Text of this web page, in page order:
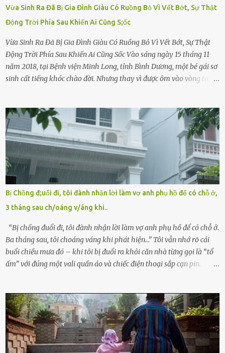
Vừa Sinh Ra Đã Bị Gia Đình Giàu Có Ruồng Bỏ Vì Vết Bớt, Sự Thật
Động Trời Phía Sau Khiến Ai Cũng S;ốc
Vừa Sinh Ra Đã Bị Gia Đình Giàu Có Ruồng Bỏ Vì Vết Bớt, Sự Thật
Động Trời Phía Sau Khiến Ai Cũng Sốc Vào sáng ngày 15 tháng 11
năm 2018, tại Bệnh viện Minh Long, tỉnh Bình Dương, một bé gái sơ
sinh cất tiếng khóc chào đời. Nhưng thay vì được ôm vào vòng tay
hảo, địa vị cao sang của ông Trần Quốc Tùng xem như điềm gở. Ông
Tùng, một doanh nhân quyền lực có tiếng ở Bình Dương, cùng vợ là
bà Đỗ Thị Nga, lập tức ra quyết định nhẫn tâm: bỏ lại đứa trẻ. Họ
viện cớ “không đủ khả năng nuôi dưỡng” và ký vào giấy từ chối
quyền giám hộ, yêu cầu bệnh viện xử lý bé như một trường hợp bị
bỏ rơi. Trong khi ấy, con gái ruột của họ – Trần Lệ Mi – vẫn đang
mê man sau sinh, hoàn toàn không hay biết chuyện gì xảy ra.
Thiếu úy Nguyễn Thị Mai, một nữ cảnh sát công tác tại địa phương,
tình cờ chứng kiến giây phút bé bị đưa đi trong lặng lẽ. Nét mặt đỏ
hỏn, bàn tay bé xíu co quắp, ...
Bị Chồng đ;uổi đi, tôi đành nhận lời làm vợ anh phụ hồ để có chỗ ở,
3 tháng sau ch/oáng v/áng khi..
“Bị chồng đuổi đi, tôi đành nhận lời làm vợ anh phụ hồ để có chỗ ở.
Ba tháng sau, tôi choáng váng khi phát hiện…” Tôi vẫn nhớ rõ cái
buổi chiều mưa đó – khi tôi bị đuổi ra khỏi căn nhà từng gọi là “tổ
ấm” với đúng một vali quần áo và chiếc điện thoại sắp cạn pin.
cưới cô để có con. Không phải để nuôi một cái thân bất tài chỉ biết
khóc lóc,” anh ta gằn giọng, đẩy mạnh cánh cửa trước mặt tôi.
Tiếng cánh cửa đóng lại, vang lên như một bản án lạnh lùng. Tôi
đứng chết lặng giữa cơn mưa, không biết đi đâu, về đâu. Bố mẹ tôi
mất sớm. Tôi chẳng có anh chị em. Họ hàng cũng thưa thớt, chẳng